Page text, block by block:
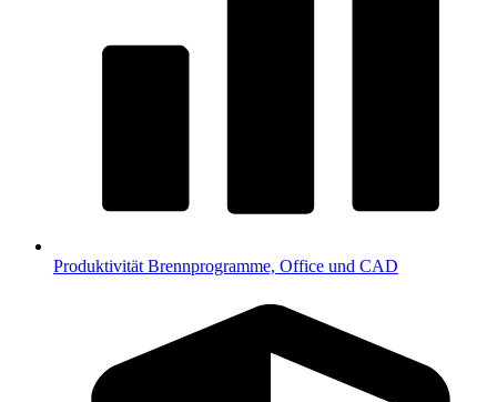
Produktivität Brennprogramme, Office und CAD